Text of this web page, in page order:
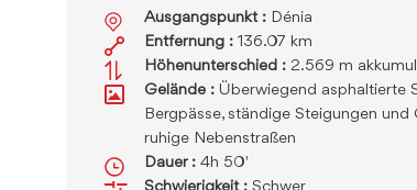
Ausgangspunkt : Dénia
Entfernung : 136.07 km
Höhenunterschied : 2.569 m
Gelände : Überwiegend asphaltierte
Bergpässe, ständige Steigungen und
ruhige Nebenstraßen
Dauer : 4h 50'